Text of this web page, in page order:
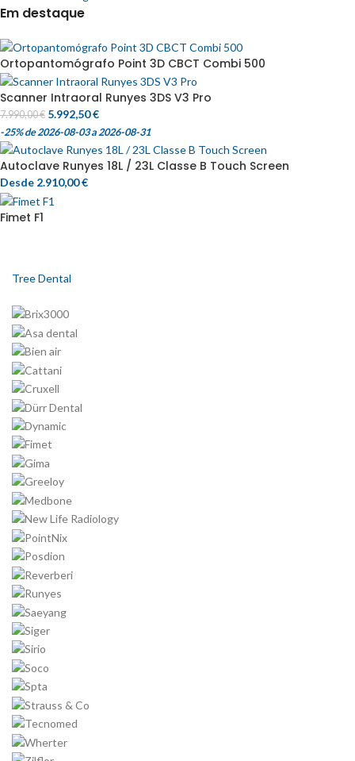
Em destaque
Ortopantomógrafo Point 3D CBCT Combi 500
Scanner Intraoral Runyes 3DS V3 Pro
7.990,00€ 5.992,50€
-25%de 2026-08-03 a 2026-08-31
Autoclave Runyes 18L / 23L Classe B Touch Screen
Desde 2.910,00€
Fimet F1
Tree Dental